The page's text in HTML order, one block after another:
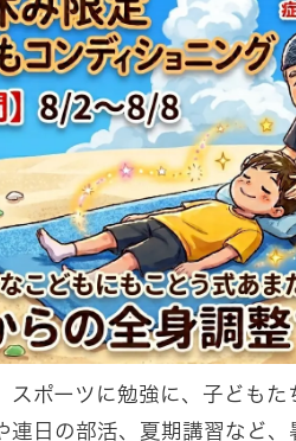
スポーツに勉強に、子どもた
連日の部活、夏期講習など